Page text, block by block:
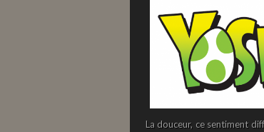
La douceur, ce sentiment